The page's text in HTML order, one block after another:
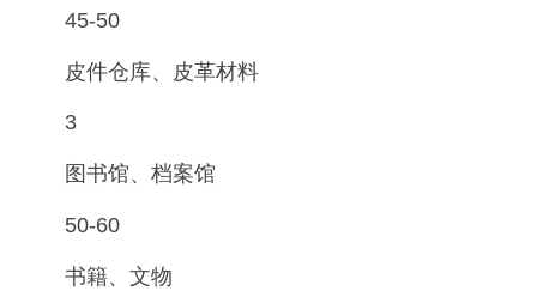
45-50
皮件仓库、皮革材料
3
图书馆、档案馆
50-60
书籍、文物